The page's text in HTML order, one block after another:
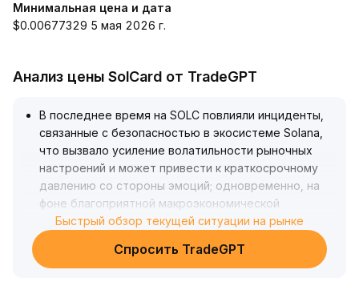
Минимальная цена и дата
$0.00677329 5 мая 2026 г.
Анализ цены SolCard от TradeGPT
В последнее время на SOLC повлияли инциденты,
связанные с безопасностью в экосистеме Solana,
что вызвало усиление волатильности рыночных
настроений и может привести к краткосрочному
давлению со стороны эмоций; одновременно, на
фоне благоприятной макроэкономической
ликвидности возможна временная поддержка для
рискованных активов
Из-за ограниченного объёма исторических данных
Быстрый обзор текущей ситуации на рынке
Спросить TradeGPT